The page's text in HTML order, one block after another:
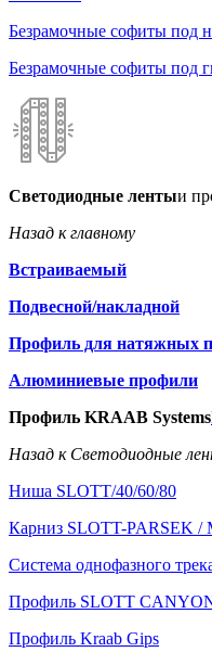
Безрамочные софиты под
Безрамочные софиты под
Светодиодные лентыи
Назад к главному
Встраиваемый
Подвесной/накладной
Профиль для натяжных
Алюминиевые профили
Профиль KRAAB Systems
Назад к Светодиодные
Ниша SLOTT/40/60/80
Карниз SLOTT-PARSEK /
Система однофазного
Профиль SLOTT
Профиль Kraab Gips